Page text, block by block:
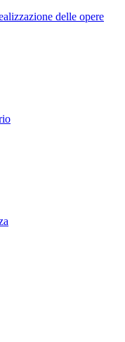
delle opere